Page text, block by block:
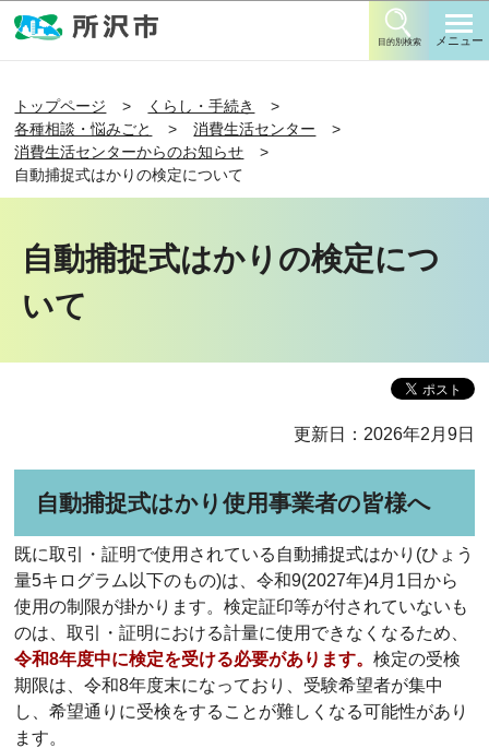
目的別検索 メニュー
トップページ
くらし・手続き
各種相談・悩みごと
消費生活センター
消費生活センターからのお知らせ
自動捕捉式はかりの検定について
自動捕捉式はかりの検定につ
いて
更新日：2026年2月9日
自動捕捉式はかり使用事業者の皆様へ
既に取引・証明で使用されている自動捕捉式はかり(ひょう
量5キログラム以下のもの)は、令和9(2027年)4月1日から
使用の制限が掛かります。検定証印等が付されていないも
のは、取引・証明における計量に使用できなくなるため、
令和8年度中に検定を受ける必要があります。検定の受検
期限は、令和8年度末になっており、受験希望者が集中
し、希望通りに受検をすることが難しくなる可能性があり
ます。